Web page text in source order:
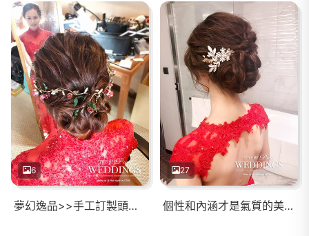
6
夢幻逸品>>手工訂製頭飾！！
27
個性和內涵才是氣質的美麗關鍵～